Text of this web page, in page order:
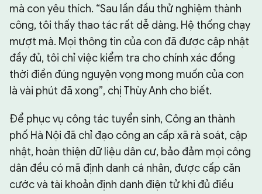
mà con yêu thích. “Sau lần đầu thử nghiệm thành
công, tôi thấy thao tác rất dễ dàng. Hệ thống chạy
mượt mà. Mọi thông tin của con đã được cập nhật
đầy đủ, tôi chỉ việc kiểm tra cho chính xác đồng
thời điền đúng nguyện vọng mong muốn của con
là vài phút đã xong”, chị Thùy Anh cho biết.
Để phục vụ công tác tuyển sinh, Công an thành
phố Hà Nội đã chỉ đạo công an cấp xã rà soát, cập
nhật, hoàn thiện dữ liệu dân cư, bảo đảm mọi công
dân đều có mã định danh cá nhân, được cấp căn
cước và tài khoản định danh điện tử khi đủ điều